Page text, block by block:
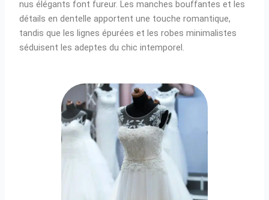
nus élégants font fureur. Les manches bouffantes et les
détails en dentelle apportent une touche romantique,
tandis que les lignes épurées et les robes minimalistes
séduisent les adeptes du chic intemporel.